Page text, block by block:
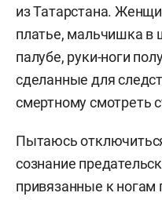
из Татарстана.
платье, мальчишка в
палубе, руки-ноги
сделанные для
смертному смотреть
Пытаюсь
сознание
привязанные к